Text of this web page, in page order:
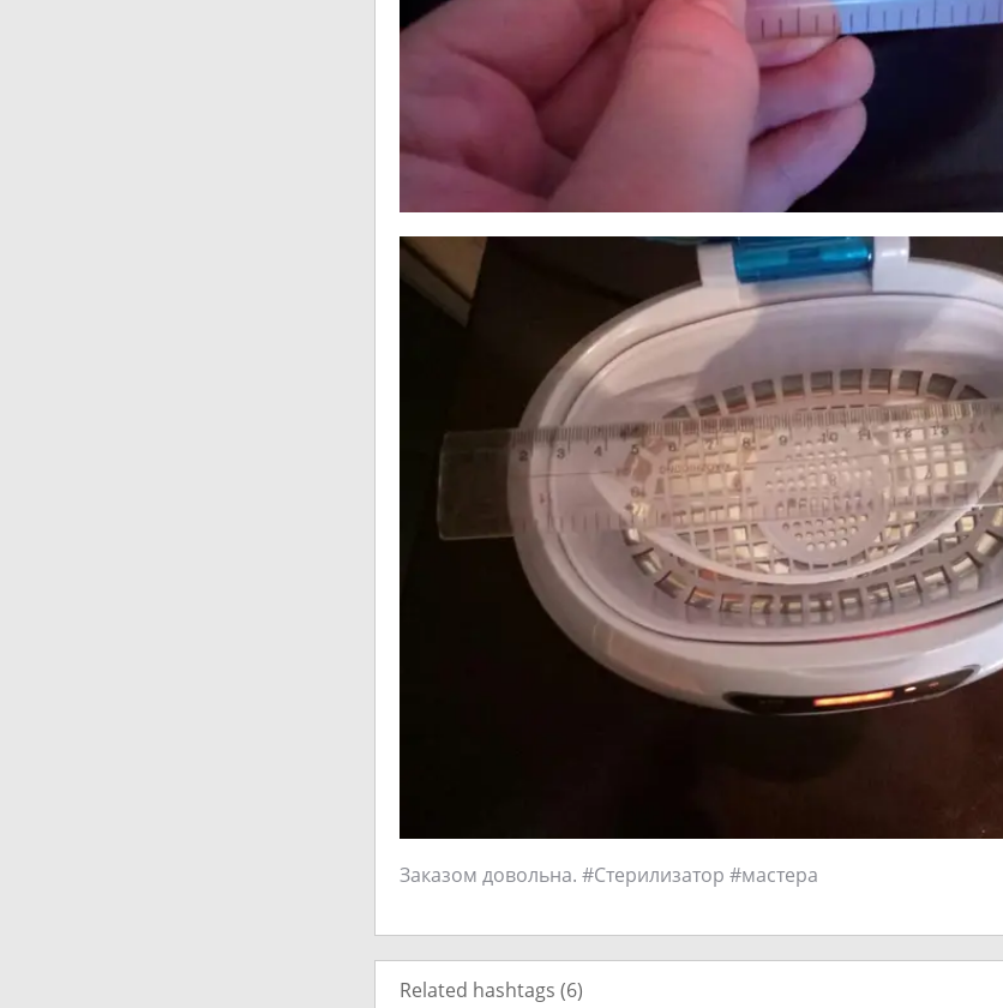
Заказом довольна. #Стерилизатор #мастера
Related hashtags (6)